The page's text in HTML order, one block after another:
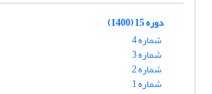
دوره 15 (1400)
شماره 4
شماره 3
شماره 2
شماره 1